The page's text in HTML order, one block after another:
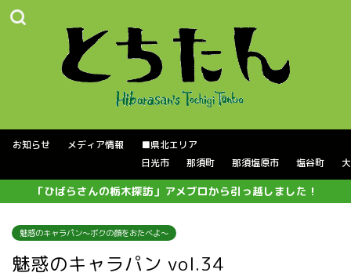
お知らせ メディア情報
■県北エリア
日光市
那須町 那須塩原市 塩谷町
「ひばらさんの栃木探訪」アメブロから引っ越しました！
魅惑のキャラパン～ボクの顔をおたべよ～
魅惑のキャラパン vol.34